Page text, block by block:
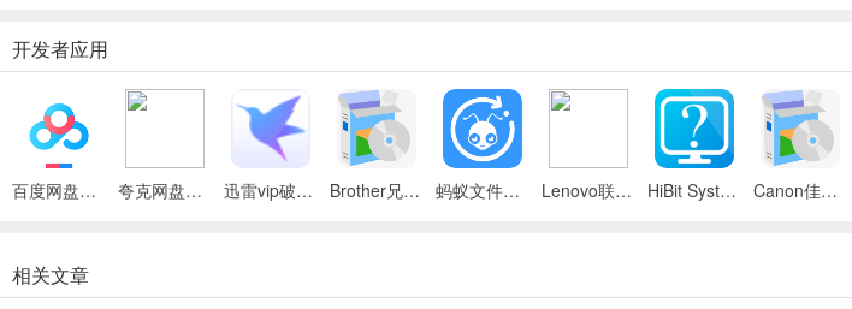
开发者应用
百度网盘绿色免安装Pc电脑版 夸克网盘官方正式版 迅雷vip破解版永久会员2024版 Brother兄弟 MFC-8480DN多功能一体机ISIS驱动 蚂蚁文件（数据恢复大师） Lenovo联想 ThinkPad SL300/SL400/SL500笔记本BIOS HiBit System Information(系统信息检测工具) Canon佳能 iR 2545i数码复合机UFR II驱动
相关文章